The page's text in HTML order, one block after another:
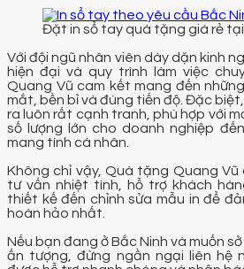
Đặt in sổ tay quà tặng giá rẻ
Với đội ngũ nhân viên dày dặn kinh
hiện đại và quy trình làm việc
Quang Vũ cam kết mang đến
mắt, bền bỉ và đúng tiến độ. Đặc
ra luôn rất cạnh tranh, phù hợp với
số lượng lớn cho doanh nghiệp
mang tính cá nhân.
Không chỉ vậy, Quà tặng Quang
tư vấn nhiệt tình, hỗ trợ khách
thiết kế đến chỉnh sửa mẫu in để
hoàn hảo nhất.
Nếu bạn đang ở Bắc Ninh và muốn
ấn tượng, đừng ngần ngại liên hệ